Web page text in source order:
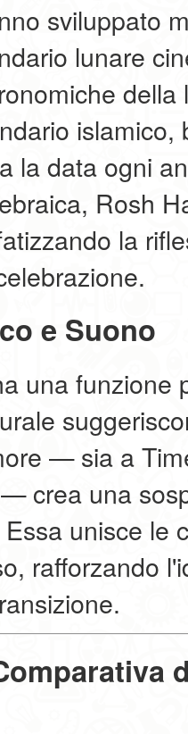
sviluppato
lunare
la data ogni
Rosh
la
e Suono
una funzione
— sia a
crea una
unisce le
rafforzando